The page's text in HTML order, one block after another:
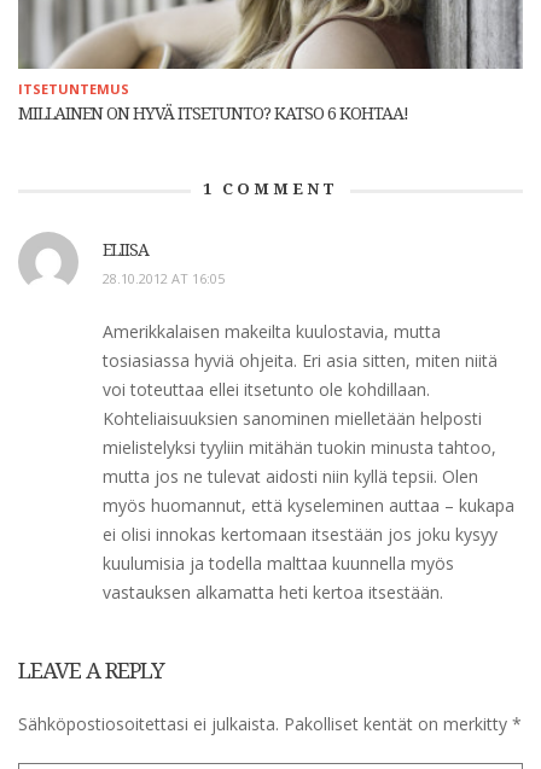
ITSETUNTEMUS
MILLAINEN ON HYVÄ ITSETUNTO? KATSO 6 KOHTAA!
1 COMMENT
ELIISA
28.10.2012 AT 16:05
Amerikkalaisen makeilta kuulostavia, mutta
tosiasiassa hyviä ohjeita. Eri asia sitten, miten niitä
voi toteuttaa ellei itsetunto ole kohdillaan.
Kohteliaisuuksien sanominen mielletään helposti
mielistelyksi tyyliin mitähän tuokin minusta tahtoo,
mutta jos ne tulevat aidosti niin kyllä tepsii. Olen
myös huomannut, että kyseleminen auttaa – kukapa
ei olisi innokas kertomaan itsestään jos joku kysyy
kuulumisia ja todella malttaa kuunnella myös
vastauksen alkamatta heti kertoa itsestään.
LEAVE A REPLY
Sähköpostiosoitettasi ei julkaista. Pakolliset kentät on merkitty *